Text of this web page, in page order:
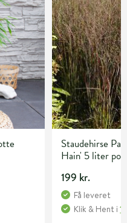
Staudehirse
Hain' 5 liter
199 kr.
Få leveret
Klik & Hent i